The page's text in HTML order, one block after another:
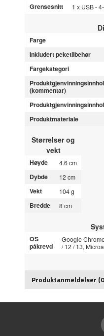
Grensesnitt 1 x USB -
Farge
Inkludert peketilbehør
Fargekategori
(kommentar)
Produktmateriale
Størrelser og
vekt
Høyde 4.6 cm
Dybde 12 cm
Vekt 104 g
Bredde 8 cm
OS
påkrevd
Google
/ 12 / 13,
Produktanmeldelser